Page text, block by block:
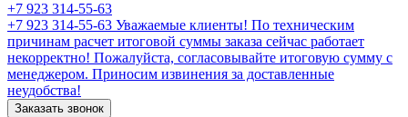
+7 923 314-55-63
+7 923 314-55-63 Уважаемые клиенты! По техническим
причинам расчет итоговой суммы заказа сейчас работает
некорректно! Пожалуйста, согласовывайте итоговую сумму с
менеджером. Приносим извинения за доставленные
неудобства!
Заказать звонок